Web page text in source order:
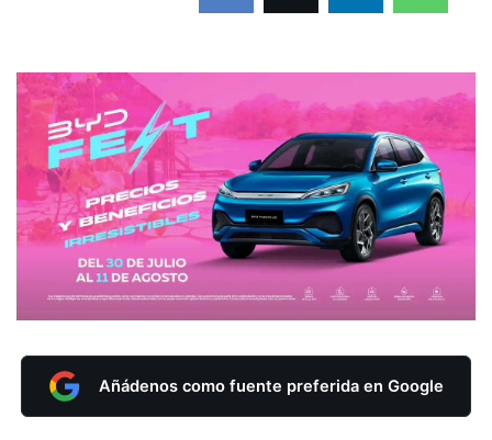
Añádenos como fuente preferida en Google